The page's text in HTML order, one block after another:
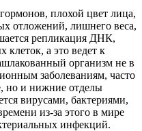
плохой цвет лица,
отложений, лишнего веса,
репликация ДНК,
клеток, а это ведет к
организм не в
заболеваниям, часто
но и нижние отделы
вирусами, бактериями,
из-за этого в мире
инфекций.